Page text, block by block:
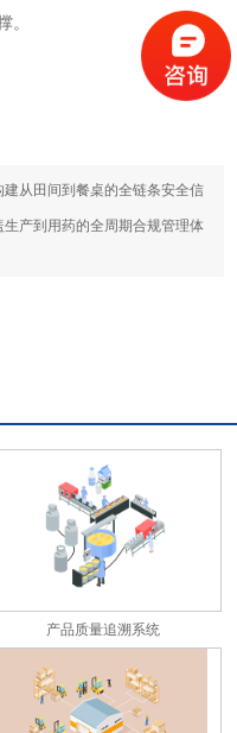
。
从田间到餐桌的全链条安全信
产到用药的全周期合规管理体
产品质量追溯系统